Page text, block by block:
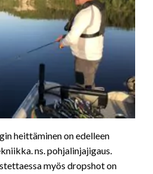
heittäminen on edelleen
ns. pohjalinjajigaus.
myös dropshot on